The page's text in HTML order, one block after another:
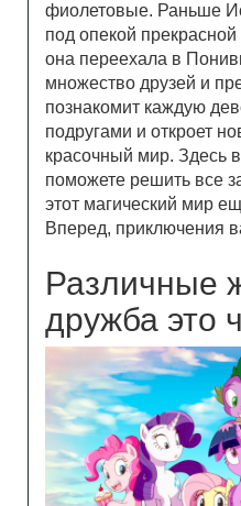
фиолетовые. Раньше
под опекой
она переехала в
множество друзей и
познакомит каждую
подругами и откроет
красочный мир. Здесь
поможете решить все
этот магический мир
Вперед, приключения
Различные
дружба это